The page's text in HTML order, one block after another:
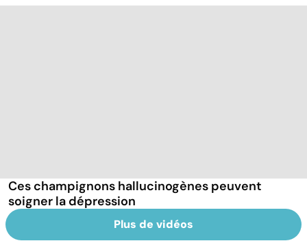
Ces champignons hallucinogènes peuvent
soigner la dépression
Plus de vidéos